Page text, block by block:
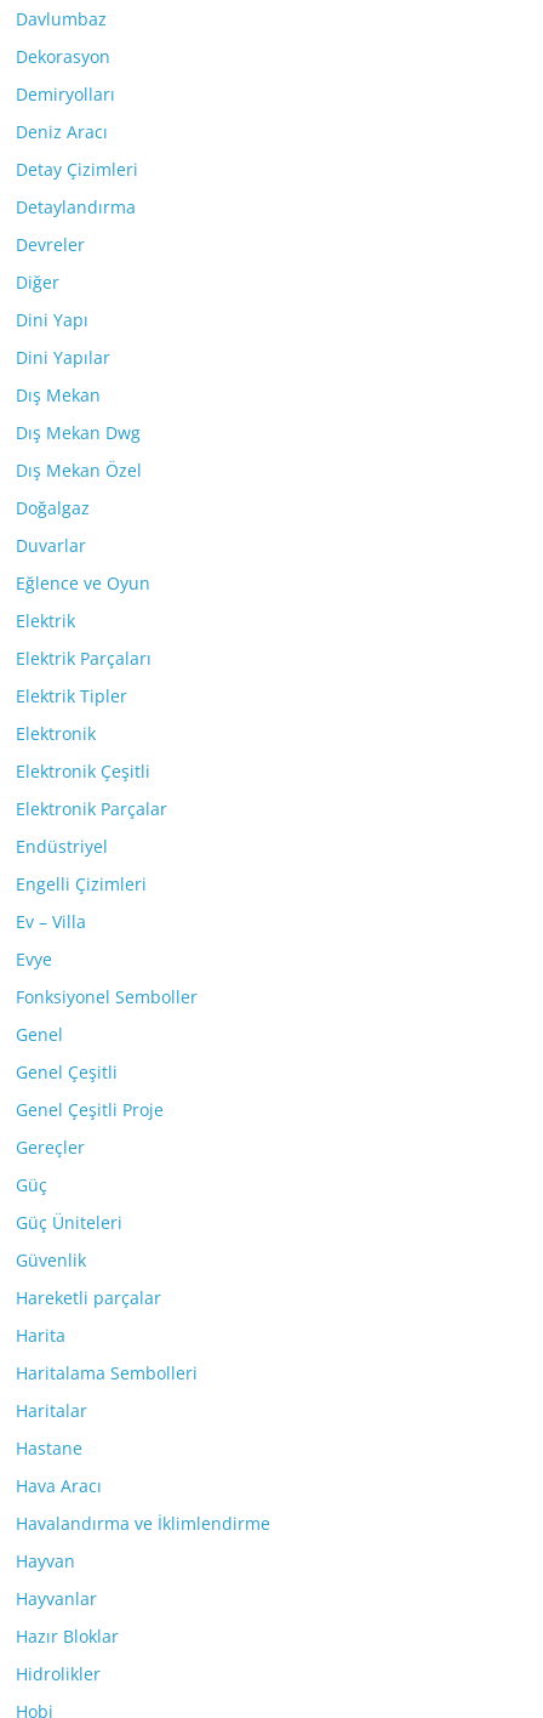
Davlumbaz
Dekorasyon
Demiryolları
Deniz Aracı
Detay Çizimleri
Detaylandırma
Devreler
Diğer
Dini Yapı
Dini Yapılar
Dış Mekan
Dış Mekan Dwg
Dış Mekan Özel
Doğalgaz
Duvarlar
Eğlence ve Oyun
Elektrik
Elektrik Parçaları
Elektrik Tipler
Elektronik
Elektronik Çeşitli
Elektronik Parçalar
Endüstriyel
Engelli Çizimleri
Ev – Villa
Evye
Fonksiyonel Semboller
Genel
Genel Çeşitli
Genel Çeşitli Proje
Gereçler
Güç
Güç Üniteleri
Güvenlik
Hareketli parçalar
Harita
Haritalama Sembolleri
Haritalar
Hastane
Hava Aracı
Havalandırma ve İklimlendirme
Hayvan
Hayvanlar
Hazır Bloklar
Hidrolikler
Hobi